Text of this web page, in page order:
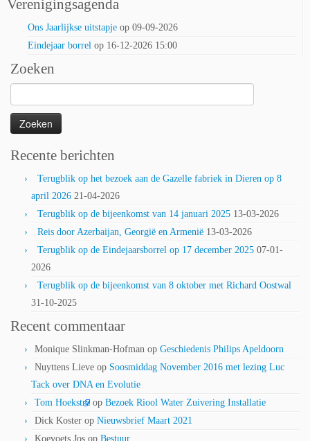
Verenigingsagenda
Ons Jaarlijkse uitstapje op 09-09-2026
Eindejaar borrel op 16-12-2026 15:00
Zoeken
naar:
Recente berichten
Terugblik op het bezoek aan de Gazelle fabriek in Dieren op 8
april 2026 21-04-2026
Terugblik op de bijeenkomst van 14 januari 2025 13-03-2026
Reis door Azerbaijan, Georgië en Armenië 13-03-2026
Terugblik op de Eindejaarsborrel op 17 december 2025 07-01-
2026
Terugblik op de bijeenkomst van 8 oktober met Richard Oostwal
31-10-2025
Recent commentaar
Monique Slinkman-Hofman op Geschiedenis Philips Apeldoorn
Nuyttens Lieve op Soosmiddag November 2016 met lezing Luc
Tack over DNA en Evolutie
Tom Hoekstra op Bezoek Riool Water Zuivering Installatie
Dick Koster op Nieuwsbrief Maart 2021
Koevoets Jos op Bestuur